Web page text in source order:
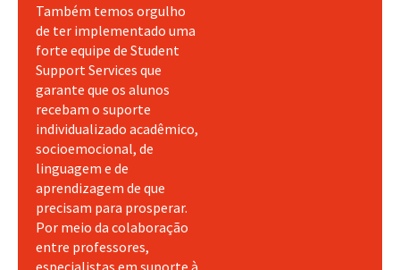
Também temos orgulho
de ter implementado uma
forte equipe de Student
Support Services que
garante que os alunos
recebam o suporte
individualizado acadêmico,
socioemocional, de
linguagem e de
aprendizagem de que
precisam para prosperar.
Por meio da colaboração
entre professores,
especialistas em suporte à